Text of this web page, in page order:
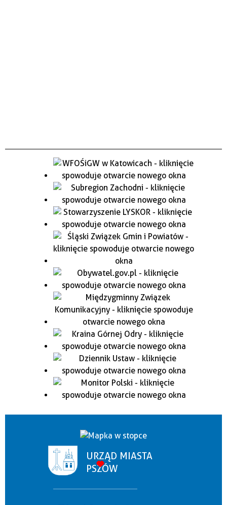
URZĄD MIASTA
PSZÓW